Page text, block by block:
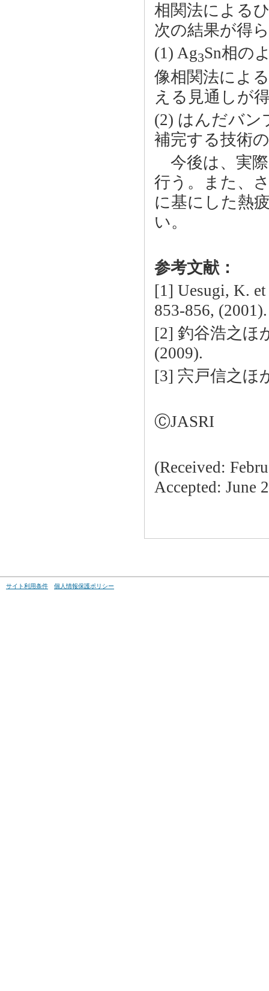
相関法による
次の結果が得
(1) Ag3Sn相の
像相関法によ
える見通しが
(2) はんだバン
補完する技術
今後は、実
行う。また、
に基にした熱
い。
参考文献：
[1] Uesugi, K.
853-856, (2001).
[2] 釣谷浩之ほ
(2009).
[3] 宍戸信之ほ
ⒸJASRI
(Received:
Accepted: June
サイト利用条件 個人情報保護ポリシー